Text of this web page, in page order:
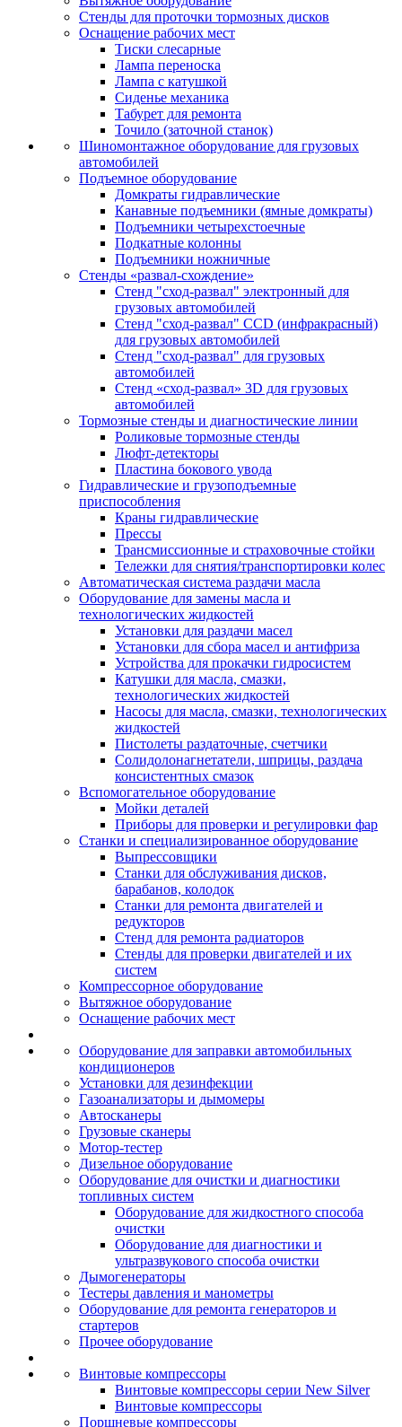
Стенды для проточки тормозных дисков
Оснащение рабочих мест
Тиски слесарные
Лампа переноска
Лампа с катушкой
Сиденье механика
Табурет для ремонта
Точило (заточной станок)
Шиномонтажное оборудование для грузовых
автомобилей
Подъемное оборудование
Домкраты гидравлические
Канавные подъемники (ямные домкраты)
Подъемники четырехстоечные
Подкатные колонны
Подъемники ножничные
Стенды «развал-схождение»
Стенд "сход-развал" электронный для
грузовых автомобилей
Стенд "сход-развал" CCD (инфракрасный)
для грузовых автомобилей
Стенд "сход-развал" для грузовых
автомобилей
Стенд «сход-развал» 3D для грузовых
автомобилей
Тормозные стенды и диагностические линии
Роликовые тормозные стенды
Люфт-детекторы
Пластина бокового увода
Гидравлические и грузоподъемные
приспособления
Краны гидравлические
Прессы
Трансмиссионные и страховочные стойки
Тележки для снятия/транспортировки колес
Автоматическая система раздачи масла
Оборудование для замены масла и
технологических жидкостей
Установки для раздачи масел
Установки для сбора масел и антифриза
Устройства для прокачки гидросистем
Катушки для масла, смазки,
технологических жидкостей
Насосы для масла, смазки, технологических
жидкостей
Пистолеты раздаточные, счетчики
Солидолонагнетатели, шприцы, раздача
консистентных смазок
Вспомогательное оборудование
Мойки деталей
Приборы для проверки и регулировки фар
Станки и специализированное оборудование
Выпрессовщики
Станки для обслуживания дисков,
барабанов, колодок
Станки для ремонта двигателей и
редукторов
Стенд для ремонта радиаторов
Стенды для проверки двигателей и их
систем
Компрессорное оборудование
Вытяжное оборудование
Оснащение рабочих мест
Оборудование для заправки автомобильных
кондиционеров
Установки для дезинфекции
Газоанализаторы и дымомеры
Автосканеры
Грузовые сканеры
Мотор-тестер
Дизельное оборудование
Оборудование для очистки и диагностики
топливных систем
Оборудование для жидкостного способа
очистки
Оборудование для диагностики и
ультразвукового способа очистки
Дымогенераторы
Тестеры давления и манометры
Оборудование для ремонта генераторов и
стартеров
Прочее оборудование
Винтовые компрессоры
Винтовые компрессоры серии New Silver
Винтовые компрессоры
Поршневые компрессоры